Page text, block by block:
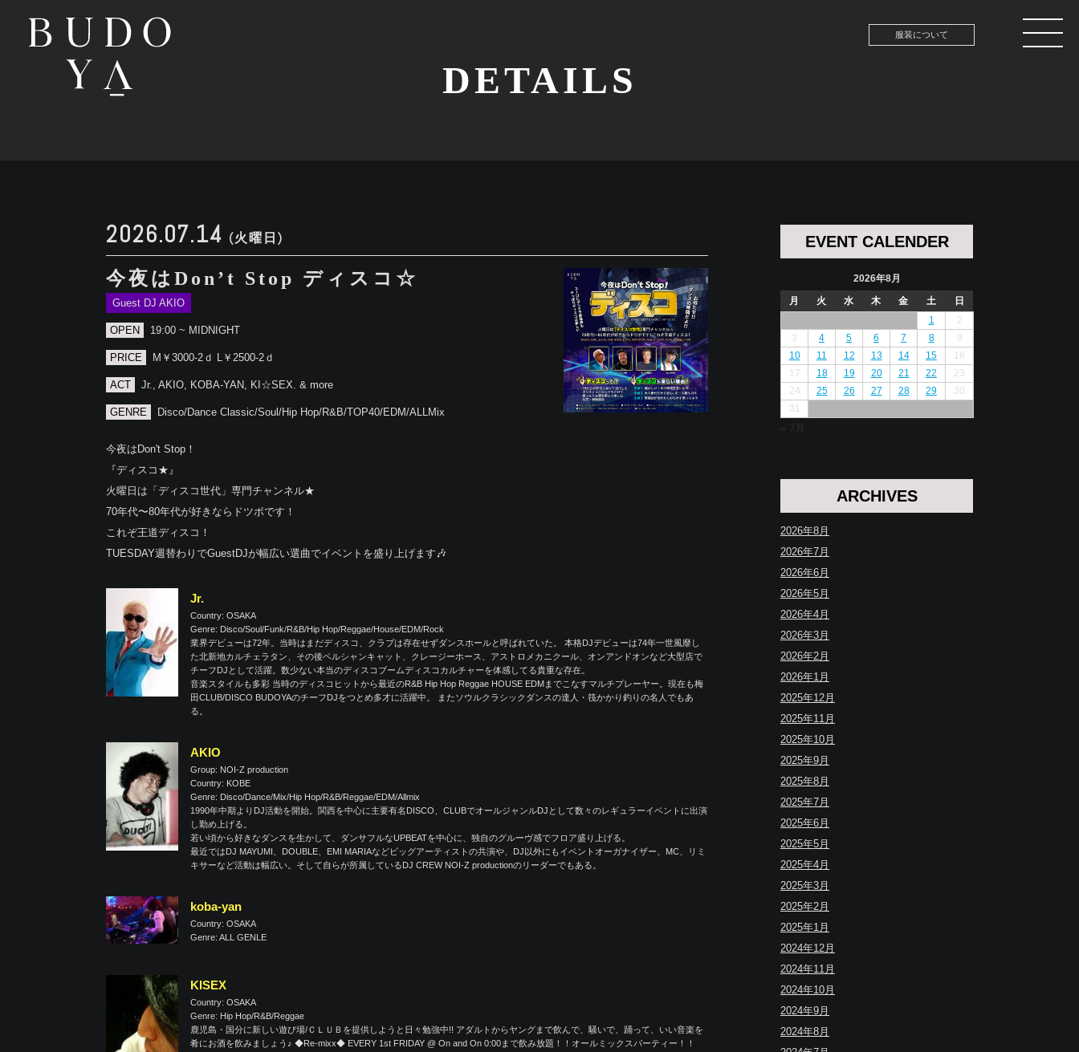
服装について
DETAILS
2026.07.14 (火曜日)
今夜はDon’t Stop ディスコ☆
Guest DJ AKIO
OPEN 19:00 ~ MIDNIGHT
PRICE M￥3000-2ｄ L￥2500-2ｄ
ACT Jr., AKIO, KOBA-YAN, KI☆SEX. & more
GENRE Disco/Dance Classic/Soul/Hip Hop/R&B/TOP40/EDM/ALLMix
今夜はDon't Stop！
『ディスコ★』
火曜日は「ディスコ世代」専門チャンネル★
70年代〜80年代が好きならドツボです！
これぞ王道ディスコ！
TUESDAY週替わりでGuestDJが幅広い選曲でイベントを盛り上げます🎶
Jr.
Country: OSAKA
Genre: Disco/Soul/Funk/R&B/Hip Hop/Reggae/House/EDM/Rock
業界デビューは72年。当時はまだディスコ、クラブは存在せずダンスホールと呼ばれていた。 本格DJデビューは74年一世風靡し
た北新地カルチェラタン、その後ペルシャンキャット、クレージーホース、アストロメカニクール、オンアンドオンなど大型店で
チーフDJとして活躍。数少ない本当のディスコブームディスコカルチャーを体感してる貴重な存在。
音楽スタイルも多彩 当時のディスコヒットから最近のR&B Hip Hop Reggae HOUSE EDMまでこなすマルチプレーヤー。現在も梅
田CLUB/DISCO BUDOYAのチーフDJをつとめ多才に活躍中。 またソウルクラシックダンスの達人・筏かかり釣りの名人でもあ
る。
AKIO
Group: NOI-Z production
Country: KOBE
Genre: Disco/Dance/Mix/Hip Hop/R&B/Reggae/EDM/Allmix
1990年中期よりDJ活動を開始。関西を中心に主要有名DISCO、CLUBでオールジャンルDJとして数々のレギュラーイベントに出演
し勤め上げる。
若い頃から好きなダンスを生かして、ダンサフルなUPBEATを中心に、独自のグルーヴ感でフロア盛り上げる。
最近ではDJ MAYUMI、DOUBLE、EMI MARIAなどビッグアーティストの共演や、DJ以外にもイベントオーガナイザー、MC、リミ
キサーなど活動は幅広い。そして自らが所属しているDJ CREW NOI-Z productionのリーダーでもある。
koba-yan
Country: OSAKA
Genre: ALL GENLE
KISEX
Country: OSAKA
Genre: Hip Hop/R&B/Reggae
鹿児島・国分に新しい遊び場/ＣＬＵＢを提供しようと日々勉強中!! アダルトからヤングまで飲んで、騒いで、踊って、いい音楽を
肴にお酒を飲みましょう♪ ◆Re-mixx◆ EVERY 1st FRIDAY @ On and On 0:00まで飲み放題！！オールミックスパーティー！！
EVENT CALENDER
2026年8月
月
火 水 木 金 土
日
1
2
3
4 5 6 7 8
9
10
11 12 13 14 15
16
17
18 19 20 21 22
23
24
25 26 27 28 29
30
31
« 7月
ARCHIVES
2026年8月
2026年7月
2026年6月
2026年5月
2026年4月
2026年3月
2026年2月
2026年1月
2025年12月
2025年11月
2025年10月
2025年9月
2025年8月
2025年7月
2025年6月
2025年5月
2025年4月
2025年3月
2025年2月
2025年1月
2024年12月
2024年11月
2024年10月
2024年9月
2024年8月